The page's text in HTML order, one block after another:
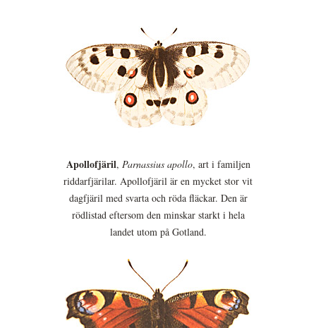
Apollofjäril, Parnassius apollo, art i familjen
riddarfjärilar. Apollofjäril är en mycket stor vit
dagfjäril med svarta och röda fläckar. Den är
rödlistad eftersom den minskar starkt i hela
landet utom på Gotland.